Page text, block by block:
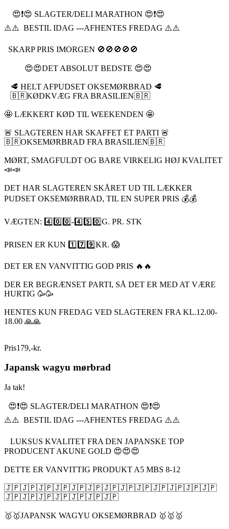
😍❗️😍 SLAGTER/DELI MARATHON 😍❗️😍
⚠️⚠️ BESTIL IDAG ---AFHENTES FREDAG ⚠️⚠️
SKARP PRIS IMORGEN 🚫🚫🚫🚫🚫
😍😍DET ABSOLUT BEDSTE 😍😍
🥩 HELT AFPUDSET OKSEMØRBRAD 🥩
🇧🇷KØDKVÆG FRA BRASILIEN🇧🇷
🤩 LÆKKERT KØD TIL WEEKENDEN 🤩
🚨 SLAGTEREN HAR SKAFFET ET PARTI 🚨
🇧🇷OKSEMØRBRAD FRA BRASILIEN🇧🇷
MØRT, SMAGFULDT OG BARE VIRKELIG HØJ KVALITET
📣📣
DET HAR SLAGTEREN SKÅRET UD TIL LÆKKER
PUDSET OKSEMØRBRAD, TIL EN SUPER PRIS 💰💰
VÆGTEN: 4️⃣0️⃣0️⃣-4️⃣5️⃣0️⃣G. PR. STK
PRISEN ER KUN 1️⃣7️⃣9️⃣KR. 😱
DET ER EN VANVITTIG GOD PRIS 🔥🔥
DER ER BEGRÆNSET PARTI, SÅ DET ER MED AT VÆRE
HURTIG 🥳🥳
HENTES KUN FREDAG VED SLAGTEREN FRA KL.12.00-
18.00 🙏🙏
Pris179,-kr.
Japansk wagyu mørbrad
Ja tak!
😍❗️😍 SLAGTER/DELI MARATHON 😍❗️😍
⚠️⚠️ BESTIL IDAG ---AFHENTES FREDAG ⚠️⚠️
LUKSUS KVALITET FRA DEN JAPANSKE TOP
PRODUCENT AKUNE GOLD 😍😍😍
DETTE ER VANVITTIG PRODUKT A5 MBS 8-12
🇯🇵🇯🇵🇯🇵🇯🇵🇯🇵🇯🇵🇯🇵🇯🇵🇯🇵🇯🇵🇯🇵🇯🇵🇯🇵
🇯🇵🇯🇵🇯🇵🇯🇵🇯🇵🇯🇵🇯🇵
🥇🥇JAPANSK WAGYU OKSEMØRBRAD 🥇🥇🥇